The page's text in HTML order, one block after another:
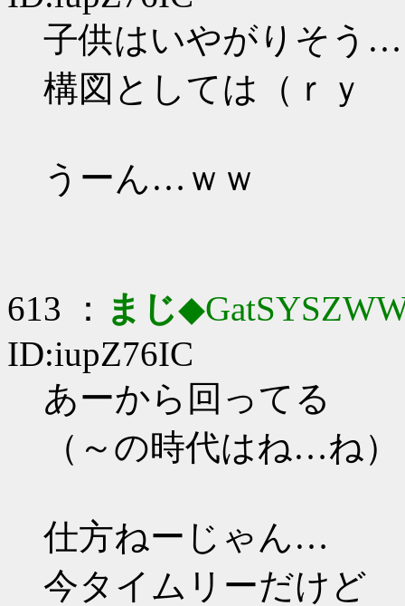
子供はいやがりそう…
構図としては（ｒｙ
うーん…ｗｗ
613 ： まじ
ID:iupZ76IC
あーから回ってる
（～の時代はね…ね）
仕方ねーじゃん…
今タイムリーだけど